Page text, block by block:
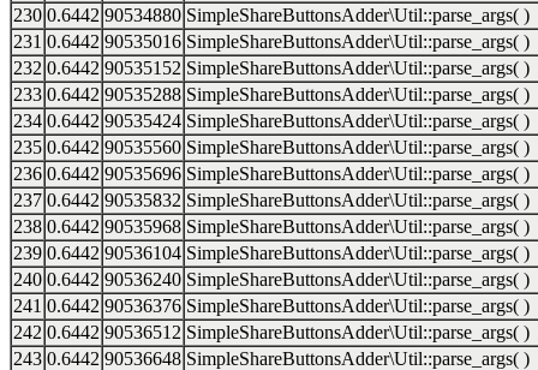
230 0.6442 90534880 SimpleShareButtonsAdder\Util::parse_args( )
231 0.6442 90535016 SimpleShareButtonsAdder\Util::parse_args( )
232 0.6442 90535152 SimpleShareButtonsAdder\Util::parse_args( )
233 0.6442 90535288 SimpleShareButtonsAdder\Util::parse_args( )
234 0.6442 90535424 SimpleShareButtonsAdder\Util::parse_args( )
235 0.6442 90535560 SimpleShareButtonsAdder\Util::parse_args( )
236 0.6442 90535696 SimpleShareButtonsAdder\Util::parse_args( )
237 0.6442 90535832 SimpleShareButtonsAdder\Util::parse_args( )
238 0.6442 90535968 SimpleShareButtonsAdder\Util::parse_args( )
239 0.6442 90536104 SimpleShareButtonsAdder\Util::parse_args( )
240 0.6442 90536240 SimpleShareButtonsAdder\Util::parse_args( )
241 0.6442 90536376 SimpleShareButtonsAdder\Util::parse_args( )
242 0.6442 90536512 SimpleShareButtonsAdder\Util::parse_args( )
243 0.6442 90536648 SimpleShareButtonsAdder\Util::parse_args( )